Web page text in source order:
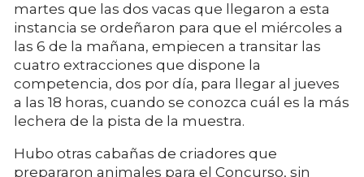
martes que las dos vacas que llegaron a esta
instancia se ordeñaron para que el miércoles a
las 6 de la mañana, empiecen a transitar las
cuatro extracciones que dispone la
competencia, dos por día, para llegar al jueves
a las 18 horas, cuando se conozca cuál es la más
lechera de la pista de la muestra.
Hubo otras cabañas de criadores que
prepararon animales para el Concurso, sin